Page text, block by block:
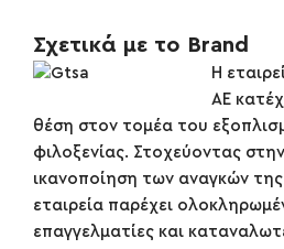
Σχετικά με το Brand
Η
ΑΕ
θέση στον τομέα του
φιλοξενίας. Στοχεύοντας
ικανοποίηση των αναγκών
εταιρεία παρέχει
επαγγελματίες και